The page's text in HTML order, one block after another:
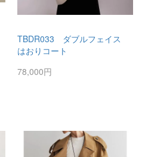
TBDR033 ダブルフェイス
はおりコート
78,000円